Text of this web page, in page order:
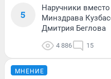
5
Наручники вместо
Минздрава
Дмитрия Беглова
4 886 15
МНЕНИЕ